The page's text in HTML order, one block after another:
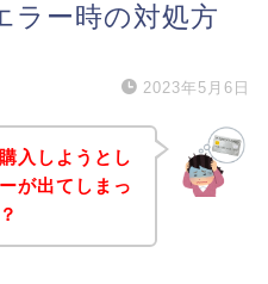
ラー時の対処方
2023年5月6日
入しようとし
が出てしまっ